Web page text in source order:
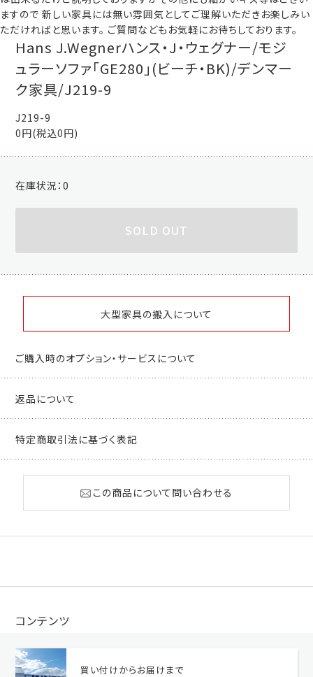
ますので 新しい家具には無い雰囲気としてご理解いただきお楽しみい
ただければと思います。 ご質問などもお気軽にお待ちしております。
Hans J.Wegnerハンス・J・ウェグナー/モジ
ュラーソファ「GE280」(ビーチ・BK)/デンマー
ク家具/J219-9
J219-9
0円(税込0円)
在庫状況：0
SOLD OUT
大型家具の搬入について
ご購入時のオプション・サービスについて
返品について
特定商取引法に基づく表記
この商品について問い合わせる
コンテンツ
買い付けからお届けまで